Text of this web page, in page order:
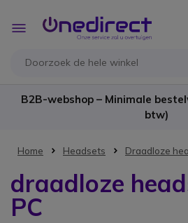
Toggle
Nav
B2B-webshop – Minimale
btw)
Home Headsets Draadloze
draadloze
PC